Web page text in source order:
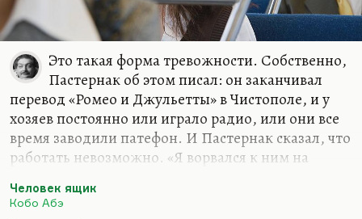
Это такая форма тревожности. Собственно,
Пастернак об этом писал: он заканчивал
перевод «Ромео и Джульетты» в Чистополе, и у
хозяев постоянно или играло радио, или они все
время заводили патефон. И Пастернак сказал, что
работать невозможно. «Я ворвался к ним на
себя корил: потому что им это действительно
Человек ящик
Кобо Абэ